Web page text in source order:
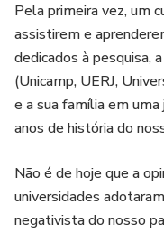
Pela primeira vez, um
assistirem e
dedicados à pesquisa,
(Unicamp, UERJ,
e a sua família em
anos de história do
Não é de hoje que a
universidades
negativista do nosso